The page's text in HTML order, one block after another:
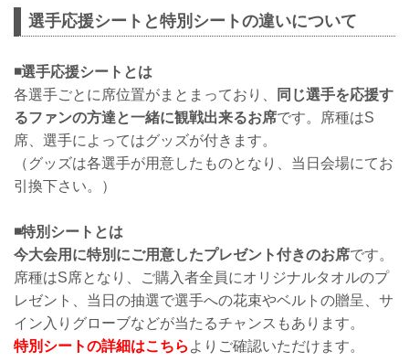
選手応援シートと特別シートの違いについて
◾選手応援シートとは
各選手ごとに席位置がまとまっており、
同じ選手を応援す
るファンの方達と一緒に観戦出来るお席です。席種はS
席、選手によってはグッズが付きます。
（グッズは各選手が用意したものとなり、当日会場にてお
引換下さい。）
◾特別シートとは
今大会用に特別にご用意したプレゼント付きのお席です。
席種はS席となり、ご購入者全員にオリジナルタオルのプ
レゼント、当日の抽選で選手への花束やベルトの贈呈、サ
イン入りグローブなどが当たるチャンスもあります。
特別シートの詳細はこちら よりご確認いただけます。